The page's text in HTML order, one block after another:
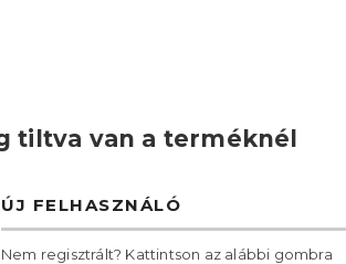
tiltva van a terméknél
ÚJ FELHASZNÁLÓ
Nem regisztrált? Kattintson az alábbi gombra